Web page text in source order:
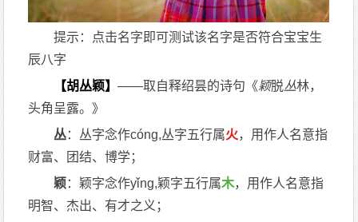
提示：点击名字即可测试该名字是否符合宝宝生
辰八字
【胡丛颖】——取自释绍昙的诗句《颖脱丛林，
头角呈露。》
丛：丛字念作cóng,丛字五行属火，用作人名意指
财富、团结、博学；
颖：颖字念作yǐng,颖字五行属木，用作人名意指
明智、杰出、有才之义；